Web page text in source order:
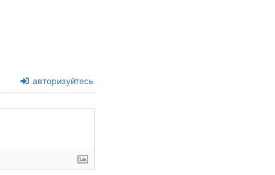
авторизуйтесь